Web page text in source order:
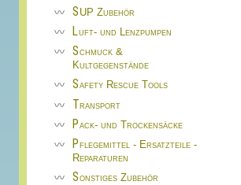
SUP Zubehör
Luft- und Lenzpumpen
Schmuck &
Kultgegenstände
Safety Rescue Tools
Transport
Pack- und Trockensäcke
Pflegemittel - Ersatzteile -
Reparaturen
Sonstiges Zubehör